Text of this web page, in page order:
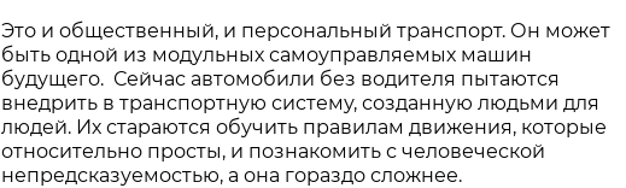
Это и общественный, и персональный транспорт. Он может
быть одной из модульных самоуправляемых машин
будущего. Сейчас автомобили без водителя пытаются
внедрить в транспортную систему, созданную людьми для
людей. Их стараются обучить правилам движения, которые
относительно просты, и познакомить с человеческой
непредсказуемостью, а она гораздо сложнее.